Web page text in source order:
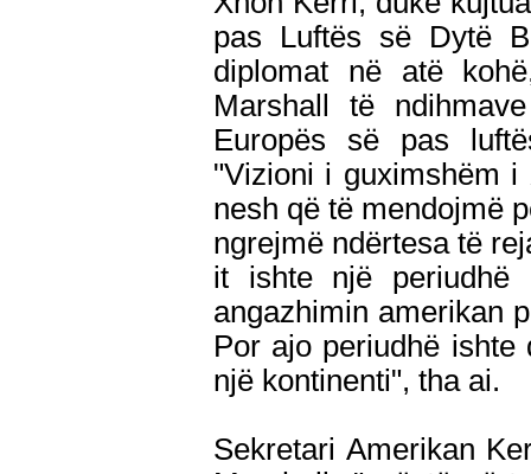
pas Luftës së Dytë
diplomat në atë
Marshall të
Europës së pas
"Vizioni i guximshëm
nesh që të mendojmë
ngrejmë ndërtesa të
it ishte një periudhë
angazhimin amerikan
Por ajo periudhë
një kontinenti", tha ai.
Sekretari Amerikan